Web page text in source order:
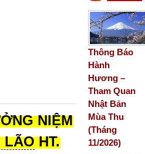
NIỆM
LÃOHT.
Thông Báo
Hành
Hương –
Tham Quan
Nhật Bản
Mùa Thu
(Tháng
11/2026)